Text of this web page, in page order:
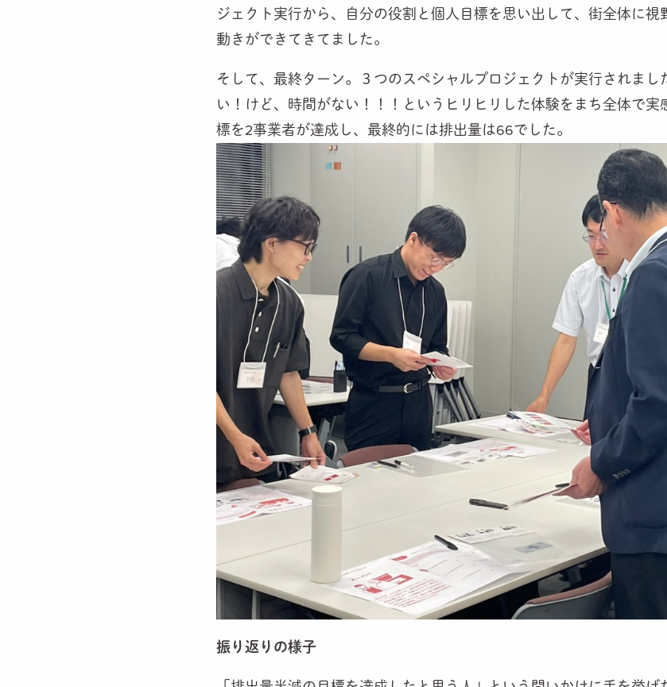
ジェクト実行から、自分の役割と個人目標を思い出して、街全体に視
動きができてきてました。
そして、最終ターン。３つのスペシャルプロジェクトが実行されまし
い！けど、時間がない！！！というヒリヒリした体験をまち全体で実
標を2事業者が達成し、最終的には排出量は66でした。
振り返りの様子